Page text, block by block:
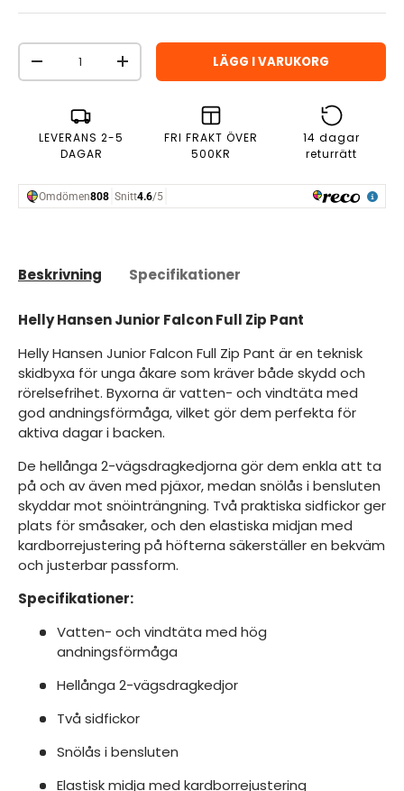
Antal
MINSKA ANTALÖKA ANTAL LÄGG I VARUKORG
LEVERANS 2-5
DAGAR
FRI FRAKT ÖVER
500KR
14 dagar
returrätt
Beskrivning Specifikationer
Helly Hansen Junior Falcon Full Zip Pant
Helly Hansen Junior Falcon Full Zip Pant är en teknisk
skidbyxa för unga åkare som kräver både skydd och
rörelsefrihet. Byxorna är vatten- och vindtäta med
god andningsförmåga, vilket gör dem perfekta för
aktiva dagar i backen.
De hellånga 2-vägsdragkedjorna gör dem enkla att ta
på och av även med pjäxor, medan snölås i bensluten
skyddar mot snöinträngning. Två praktiska sidfickor ger
plats för småsaker, och den elastiska midjan med
kardborrejustering på höfterna säkerställer en bekväm
och justerbar passform.
Specifikationer:
Vatten- och vindtäta med hög
andningsförmåga
Hellånga 2-vägsdragkedjor
Två sidfickor
Snölås i bensluten
Elastisk midja med kardborrejustering